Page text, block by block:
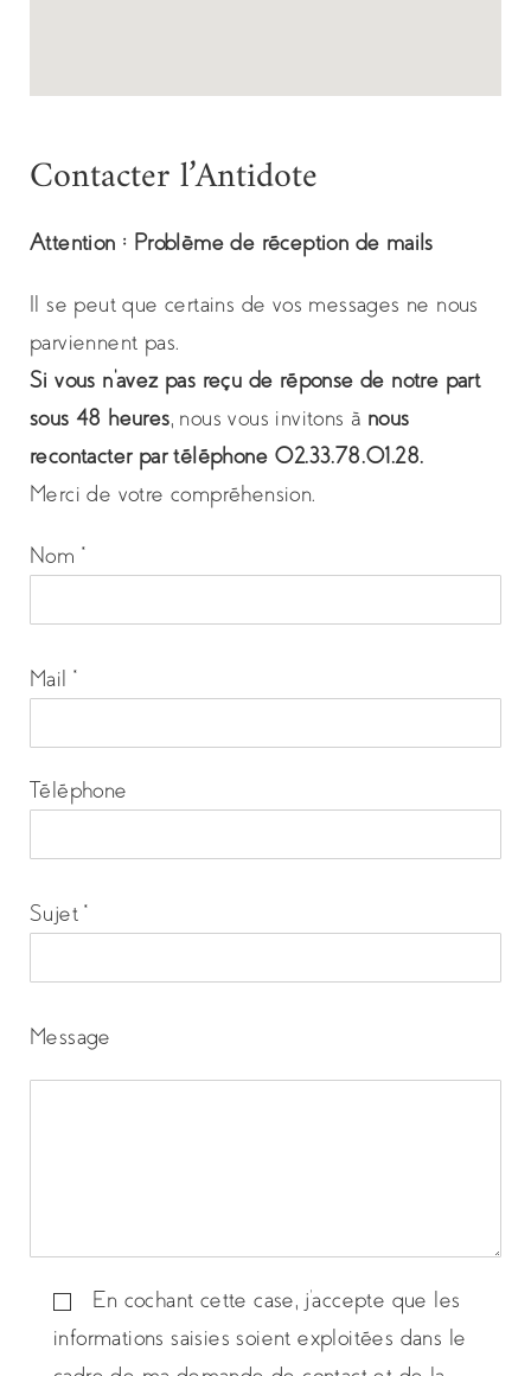
Contacter l’Antidote
Attention : Problème de réception de mails
Il se peut que certains de vos messages ne nous
parviennent pas.
Si vous n’avez pas reçu de réponse de notre part
sous 48 heures, nous vous invitons à nous
recontacter par téléphone 02.33.78.01.28.
Merci de votre compréhension.
Nom *
Mail *
Téléphone
Sujet *
Message
En cochant cette case, j'accepte que les
informations saisies soient exploitées dans le